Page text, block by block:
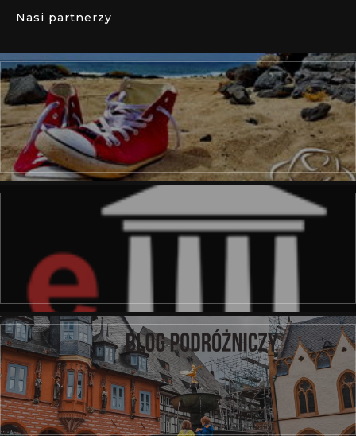
Nasi partnerzy